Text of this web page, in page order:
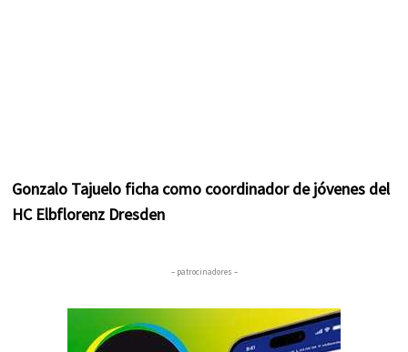
Gonzalo Tajuelo ficha como coordinador de jóvenes del
HC Elbflorenz Dresden
– patrocinadores –